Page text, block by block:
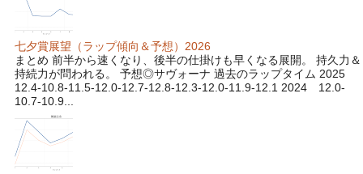
七夕賞展望（ラップ傾向＆予想）2026
まとめ 前半から速くなり、後半の仕掛けも早くなる展開。 持久力＆
持続力が問われる。 予想◎サヴォーナ 過去のラップタイム 2025
12.4-10.8-11.5-12.0-12.7-12.8-12.3-12.0-11.9-12.1 2024 12.0-
10.7-10.9...